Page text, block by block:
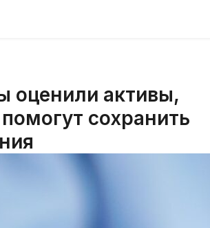
оценили активы,
сохранить